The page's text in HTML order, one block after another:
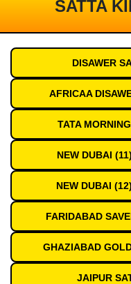
SATTA
DISAWER
AFRICAA
TATA
NEW DUBAI
NEW DUBAI
FARIDABAD
GHAZIABAD
JAIPUR